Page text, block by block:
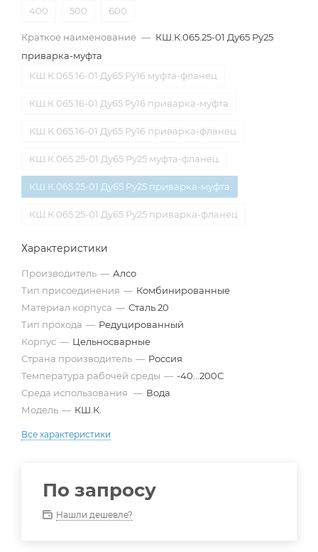
400 500 600
Краткое наименование — КШ.К.065.25-01 Ду65 Ру25
приварка-муфта
КШ.К.065.16-01 Ду65 Ру16 муфта-фланец
КШ.К.065.16-01 Ду65 Ру16 приварка-муфта
КШ.К.065.16-01 Ду65 Ру16 приварка-фланец
КШ.К.065.25-01 Ду65 Ру25 муфта-фланец
КШ.К.065.25-01 Ду65 Ру25 приварка-муфта
КШ.К.065.25-01 Ду65 Ру25 приварка-фланец
Характеристики
Производитель — Алсо
Тип присоединения — Комбинированные
Материал корпуса — Сталь 20
Тип прохода — Редуцированный
Корпус — Цельносварные
Страна производитель — Россия
Температура рабочей среды — -40...200С
Среда использования — Вода
Модель — КШ.К.
Все характеристики
По запросу
Нашли дешевле?